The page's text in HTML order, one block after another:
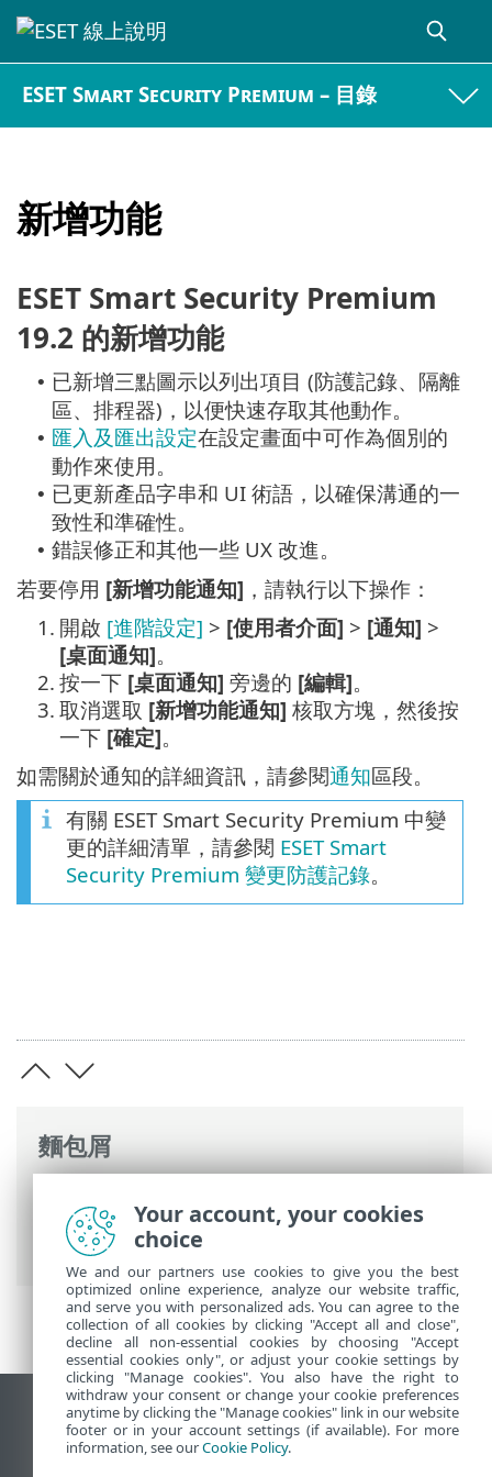
ESET Smart Security Premium – 目錄
新增功能
麵包屑
Premium
>ESET Smart Security Premium
> 新增功能
ESET Smart Security Premium
19.2 的新增功能
• 已新增三點圖示以列出項目 (防護記錄、隔離
區、排程器)，以便快速存取其他動作。
• 匯入及匯出設定在設定畫面中可作為個別的
動作來使用。
• 已更新產品字串和 UI 術語，以確保溝通的一
致性和準確性。
• 錯誤修正和其他一些 UX 改進。
若要停用 [新增功能通知] ，請執行以下操作：
1. 開啟 [進階設定] > [使用者介面] > [通知] >
[桌面通知]。
2. 按一下 [桌面通知] 旁邊的 [編輯]。
3. 取消選取 [新增功能通知] 核取方塊，然後按
一下 [確定]。
如需關於通知的詳細資訊，請參閱通知區段。
有關 ESET Smart Security Premium 中變
更的詳細清單，請參閱 ESET Smart
Security Premium 變更防護記錄。
檢視桌面網站
End of Life
Your account, your cookies
choice
We and our partners use cookies to give you the best
optimized online experience, analyze our website traffic,
and serve you with personalized ads. You can agree to the
collection of all cookies by clicking "Accept all and close",
decline all non-essential cookies by choosing "Accept
essential cookies only", or adjust your cookie settings by
clicking "Manage cookies". You also have the right to
withdraw your consent or change your cookie preferences
anytime by clicking the "Manage cookies" link in our website
footer or in your account settings (if available). For more
information, see ourCookie Policy.